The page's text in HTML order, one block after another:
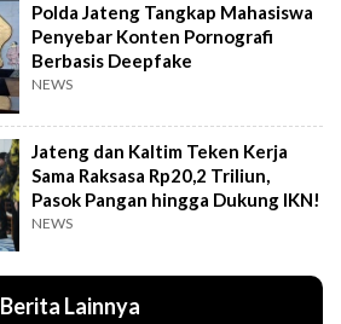
Polda Jateng Tangkap Mahasiswa
Penyebar Konten Pornografi
Berbasis Deepfake
NEWS
Jateng dan Kaltim Teken Kerja
Sama Raksasa Rp20,2 Triliun,
Pasok Pangan hingga Dukung IKN!
NEWS
Berita Lainnya